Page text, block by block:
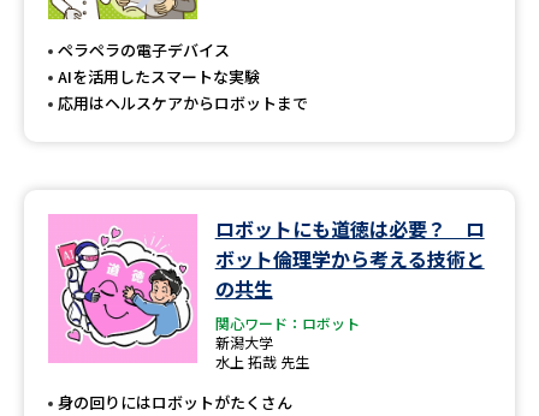
大学研究
大学で学べる内容や特徴を調べる
データサイエンス特集 奨学金・特待生制度特集
デジタルパンフレット 進路の３択
新学年スタート号特集ページ
（高3生用）
新学年スタート号特集ページ
ペラペラの電子デバイス
AIを活用したスマートな実験
応用はヘルスケアからロボットまで
ロボットにも道徳は必要？ ロ
ボット倫理学から考える技術と
の共生
関心ワード：ロボット
新潟大学
水上 拓哉 先生
身の回りにはロボットがたくさん